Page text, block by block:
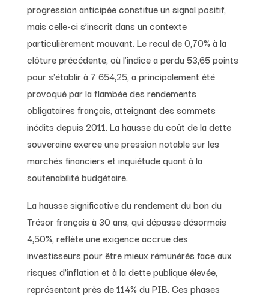
progression anticipée constitue un signal positif,
mais celle-ci s’inscrit dans un contexte
particulièrement mouvant. Le recul de 0,70% à la
clôture précédente, où l’indice a perdu 53,65 points
pour s’établir à 7 654,25, a principalement été
provoqué par la flambée des rendements
obligataires français, atteignant des sommets
inédits depuis 2011. La hausse du coût de la dette
souveraine exerce une pression notable sur les
marchés financiers et inquiétude quant à la
soutenabilité budgétaire.
La hausse significative du rendement du bon du
Trésor français à 30 ans, qui dépasse désormais
4,50%, reflète une exigence accrue des
investisseurs pour être mieux rémunérés face aux
risques d’inflation et à la dette publique élevée,
représentant près de 114% du PIB. Ces phases